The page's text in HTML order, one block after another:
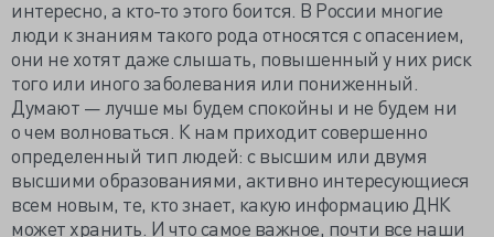
интересно, а кто-то этого боится. В России многие
люди к знаниям такого рода относятся с опасением,
они не хотят даже слышать, повышенный у них риск
того или иного заболевания или пониженный.
Думают — лучше мы будем спокойны и не будем ни
о чем волноваться. К нам приходит совершенно
определенный тип людей: с высшим или двумя
высшими образованиями, активно интересующиеся
всем новым, те, кто знает, какую информацию ДНК
может хранить. И что самое важное, почти все наши